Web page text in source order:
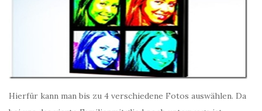
Hierfür kann man bis zu 4 verschiedene Fotos auswählen. Da